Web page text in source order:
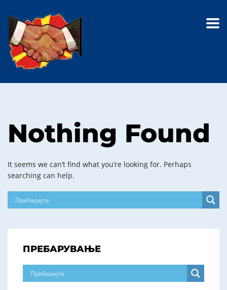
Nothing Found
It seems we can’t find what you’re looking for. Perhaps
searching can help.
ПРЕБАРУВАЊЕ